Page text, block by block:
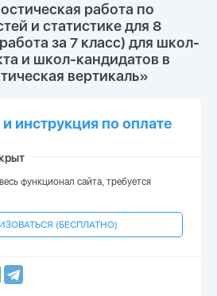
работа по
и статистике для 8
за 7 класс) для школ-
и школ-кандидатов в
вертикаль»
инструкция по оплате
функционал сайта, требуется
(БЕСПЛАТНО)